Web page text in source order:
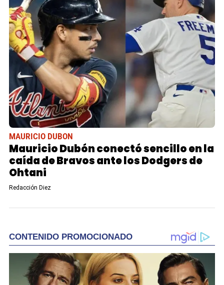
MAURICIO DUBON
Mauricio Dubón conectó sencillo en la
caída de Bravos ante los Dodgers de
Ohtani
Redacción Diez